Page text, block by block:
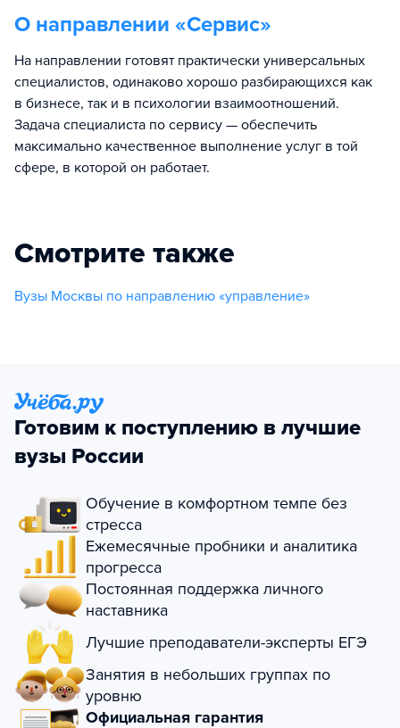
О направлении «Сервис»
На направлении готовят практически универсальных
специалистов, одинаково хорошо разбирающихся как
в бизнесе, так и в психологии взаимоотношений.
Задача специалиста по сервису — обеспечить
максимально качественное выполнение услуг в той
сфере, в которой он работает.
Смотрите также
Вузы Москвы по направлению «управление»
Готовим к поступлению в лучшие
вузы России
Обучение в комфортном темпе без
стресса
Ежемесячные пробники и аналитика
прогресса
Постоянная поддержка личного
наставника
Лучшие преподаватели-эксперты ЕГЭ
Занятия в небольших группах по
уровню
Официальная гарантия